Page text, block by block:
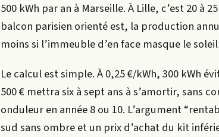
500 kWh par an à Marseille. À Lille, c’est 20 à
balcon parisien orienté est, la production
moins si l’immeuble d’en face masque le
Le calcul est simple. À 0,25 €/kWh, 300 kWh
500 € mettra six à sept ans à s’amortir, sans
onduleur en année 8 ou 10. L’argument
sud sans ombre et un prix d’achat du kit